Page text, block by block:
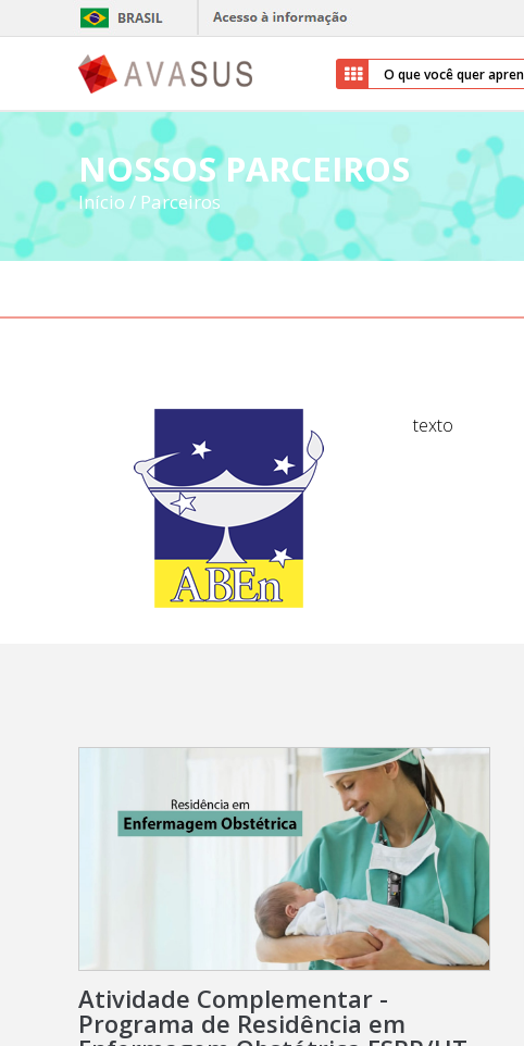
NOSSOS PARCEIROS
Início / Parceiros
texto
Atividade Complementar -
Programa de Residência em